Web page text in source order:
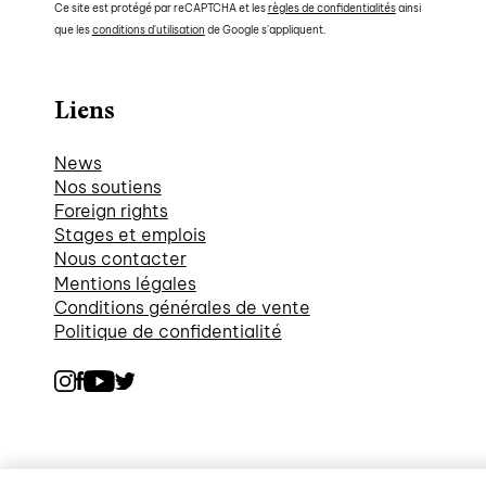
Ce site est protégé par reCAPTCHA et lesrègles de confidentialitésainsi
que lesconditions d'utilisation de Google s'appliquent.
Liens
News
Nos soutiens
Foreign rights
Stages et emplois
Nous contacter
Mentions légales
Conditions générales de vente
Politique de confidentialité